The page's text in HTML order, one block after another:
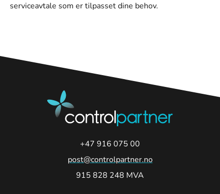
serviceavtale som er tilpasset dine behov.
+47 916 075 00
post@controlpartner.no
915 828 248 MVA